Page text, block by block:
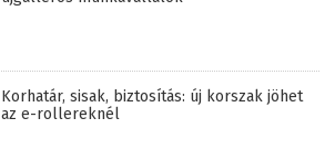
Korhatár, sisak, biztosítás: új korszak jöhet
az e-rollereknél